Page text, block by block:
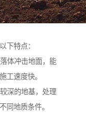
下特点：
体冲击地面，能
工速度快。
深的地基，处理
同地质条件。